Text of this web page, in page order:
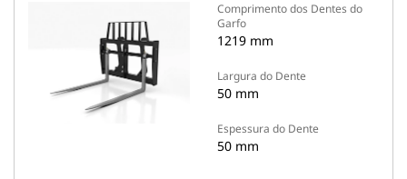
Comprimento dos Dentes do
Garfo
1219 mm
Largura do Dente
50 mm
Espessura do Dente
50 mm